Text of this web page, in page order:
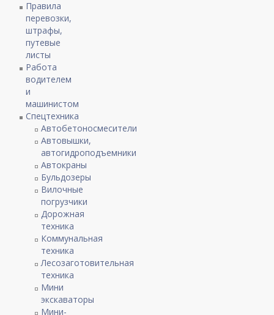
Правила
перевозки,
штрафы,
путевые
листы
Работа
водителем
и
машинистом
Спецтехника
Автобетоносмесители
Автовышки,
автогидроподъемники
Автокраны
Бульдозеры
Вилочные
погрузчики
Дорожная
техника
Коммунальная
техника
Лесозаготовительная
техника
Мини
экскаваторы
Мини-